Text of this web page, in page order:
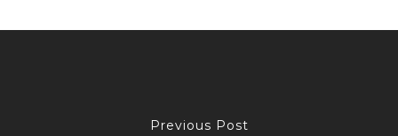
Previous Post